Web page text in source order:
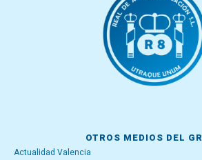
OTROS MEDIOS DEL
Actualidad Valencia